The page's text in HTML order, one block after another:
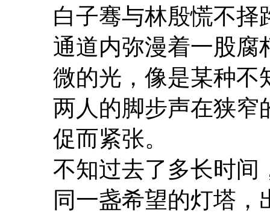
白子骞与林殷慌不择
通道内弥漫着一股腐
微的光，像是某种不
两人的脚步声在狭窄
促而紧张。
不知过去了多长时间
同一盏希望的灯塔